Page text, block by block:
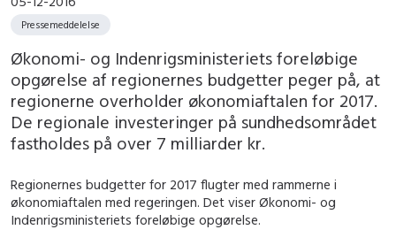
Pressemeddelelse
Økonomi- og Indenrigsministeriets foreløbige
opgørelse af regionernes budgetter peger på, at
regionerne overholder økonomiaftalen for 2017.
De regionale investeringer på sundhedsområdet
fastholdes på over 7 milliarder kr.
Regionernes budgetter for 2017 flugter med rammerne i
økonomiaftalen med regeringen. Det viser Økonomi- og
Indenrigsministeriets foreløbige opgørelse.